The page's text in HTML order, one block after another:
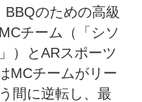
のための高級
チーム（「シソ
）とARスポーツ
MCチームがリー
間に逆転し、最